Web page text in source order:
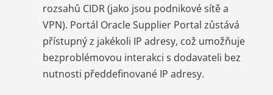
rozsahů CIDR (jako jsou podnikové sítě a
VPN). Portál Oracle Supplier Portal zůstává
přístupný z jakékoli IP adresy, což umožňuje
bezproblémovou interakci s dodavateli bez
nutnosti předdefinované IP adresy.